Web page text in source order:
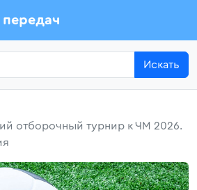
Искать
отборочный турнир к ЧМ 2026.